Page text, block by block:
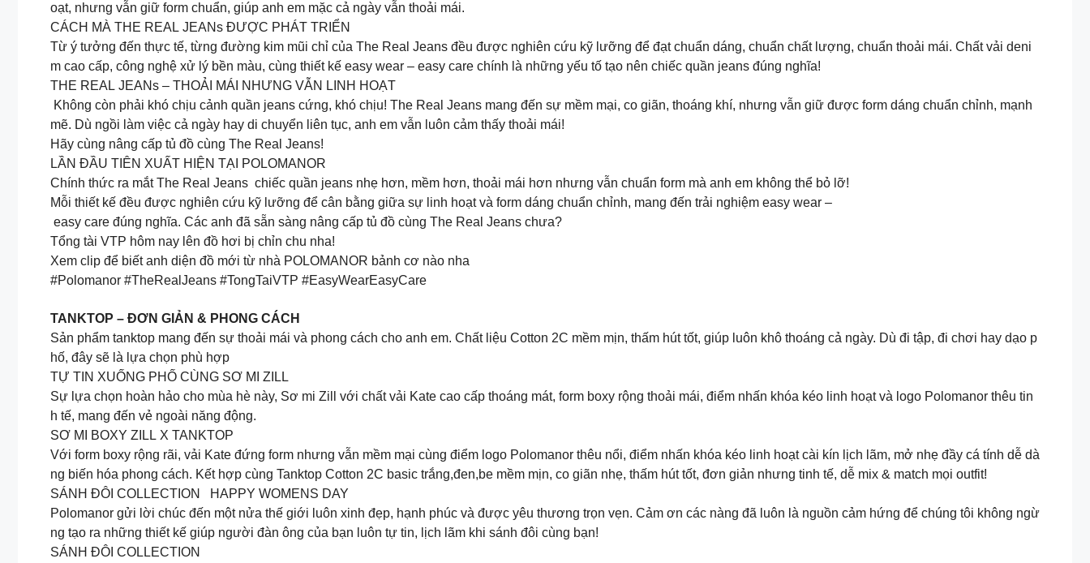
oạt, nhưng vẫn giữ form chuẩn, giúp anh em mặc cả ngày vẫn thoải mái.
CÁCH MÀ THE REAL JEANs ĐƯỢC PHÁT TRIỂN
Từ ý tưởng đến thực tế, từng đường kim mũi chỉ của The Real Jeans đều được nghiên cứu kỹ lưỡng để đạt chuẩn dáng, chuẩn chất lượng, chuẩn thoải mái. Chất vải deni
m cao cấp, công nghệ xử lý bền màu, cùng thiết kế easy wear – easy care chính là những yếu tố tạo nên chiếc quần jeans đúng nghĩa!
THE REAL JEANs – THOẢI MÁI NHƯNG VẪN LINH HOẠT
Không còn phải khó chịu cảnh quần jeans cứng, khó chịu! The Real Jeans mang đến sự mềm mại, co giãn, thoáng khí, nhưng vẫn giữ được form dáng chuẩn chỉnh, mạnh
mẽ. Dù ngồi làm việc cả ngày hay di chuyển liên tục, anh em vẫn luôn cảm thấy thoải mái!
Hãy cùng nâng cấp tủ đồ cùng The Real Jeans!
LẦN ĐẦU TIÊN XUẤT HIỆN TẠI POLOMANOR
Chính thức ra mắt The Real Jeans chiếc quần jeans nhẹ hơn, mềm hơn, thoải mái hơn nhưng vẫn chuẩn form mà anh em không thể bỏ lỡ!
Mỗi thiết kế đều được nghiên cứu kỹ lưỡng để cân bằng giữa sự linh hoạt và form dáng chuẩn chỉnh, mang đến trải nghiệm easy wear –
easy care đúng nghĩa. Các anh đã sẵn sàng nâng cấp tủ đồ cùng The Real Jeans chưa?
Tổng tài VTP hôm nay lên đồ hơi bị chỉn chu nha!
Xem clip để biết anh diện đồ mới từ nhà POLOMANOR bảnh cơ nào nha
#Polomanor #TheRealJeans #TongTaiVTP #EasyWearEasyCare
TANKTOP – ĐƠN GIẢN & PHONG CÁCH
Sản phẩm tanktop mang đến sự thoải mái và phong cách cho anh em. Chất liệu Cotton 2C mềm mịn, thấm hút tốt, giúp luôn khô thoáng cả ngày. Dù đi tập, đi chơi hay dạo p
hố, đây sẽ là lựa chọn phù hợp
TỰ TIN XUỐNG PHỐ CÙNG SƠ MI ZILL
Sự lựa chọn hoàn hảo cho mùa hè này, Sơ mi Zill với chất vải Kate cao cấp thoáng mát, form boxy rộng thoải mái, điểm nhấn khóa kéo linh hoạt và logo Polomanor thêu tin
h tế, mang đến vẻ ngoài năng động.
SƠ MI BOXY ZILL X TANKTOP
Với form boxy rộng rãi, vải Kate đứng form nhưng vẫn mềm mại cùng điểm logo Polomanor thêu nổi, điểm nhấn khóa kéo linh hoạt cài kín lịch lãm, mở nhẹ đầy cá tính dễ dà
ng biến hóa phong cách. Kết hợp cùng Tanktop Cotton 2C basic trắng,đen,be mềm mịn, co giãn nhẹ, thấm hút tốt, đơn giản nhưng tinh tế, dễ mix & match mọi outfit!
SÁNH ĐÔI COLLECTION HAPPY WOMENS DAY
Polomanor gửi lời chúc đến một nửa thế giới luôn xinh đẹp, hạnh phúc và được yêu thương trọn vẹn. Cảm ơn các nàng đã luôn là nguồn cảm hứng để chúng tôi không ngừ
ng tạo ra những thiết kế giúp người đàn ông của bạn luôn tự tin, lịch lãm khi sánh đôi cùng bạn!
SÁNH ĐÔI COLLECTION